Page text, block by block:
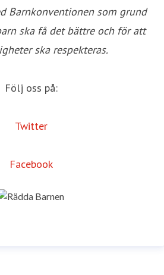
Barnkonventionen som grund
ska få det bättre och för att
ska respekteras.
Följ oss på:
Twitter
Facebook